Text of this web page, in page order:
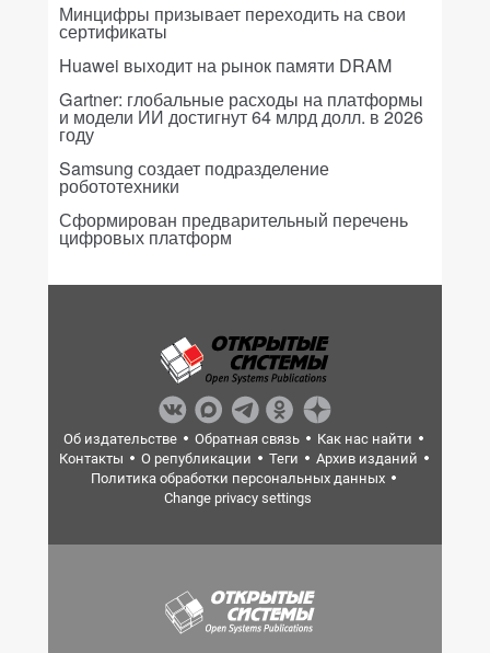
Минцифры призывает переходить на свои
сертификаты
Huawei выходит на рынок памяти DRAM
Gartner: глобальные расходы на платформы
и модели ИИ достигнут 64 млрд долл. в 2026
году
Samsung создает подразделение
робототехники
Сформирован предварительный перечень
цифровых платформ
Об издательстве Обратная связь
Как нас найти
Контакты
О републикации Теги
Архив изданий
Политика обработки персональных данных
Change privacy settings